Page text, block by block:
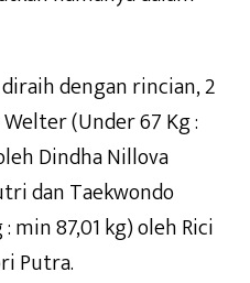
dengan rincian, 2
(Under 67 Kg :
Dindha Nillova
dan Taekwondo
min 87,01 kg) oleh Rici
Putra.